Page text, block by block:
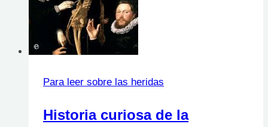
Para leer sobre las heridas
Historia curiosa de la